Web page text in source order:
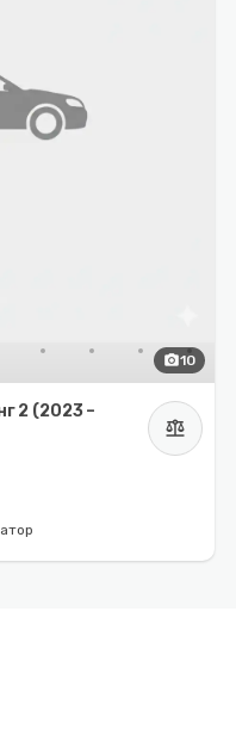
photo_camera10
2 (2023 –
balance